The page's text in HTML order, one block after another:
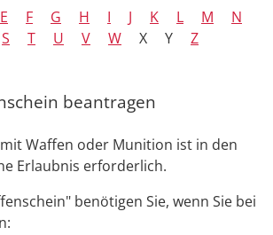
E F G H I J K L M
N
S T U V W X Y Z
beantragen
Waffen oder Munition ist in den
Erlaubnis erforderlich.
benötigen Sie, wenn Sie bei